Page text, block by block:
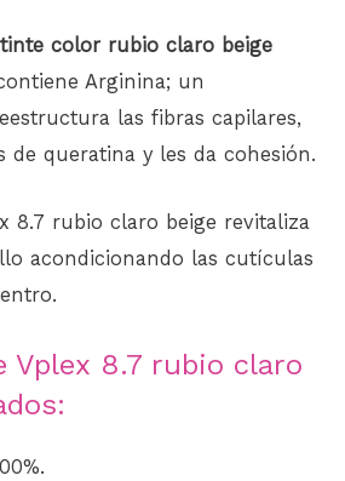
tinte color rubio claro beige
Arginina; un
las fibras capilares,
de queratina y les da cohesión.
8.7 rubio claro beige revitaliza
acondicionando las cutículas
Vplex 8.7 rubio claro